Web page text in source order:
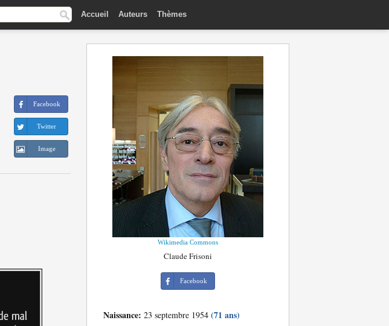
Accueil Auteurs Thèmes
Facebook
Twitter
Image
Wikimedia Commons
Claude Frisoni
Facebook
Naissance: 23 septembre 1954 (71 ans)